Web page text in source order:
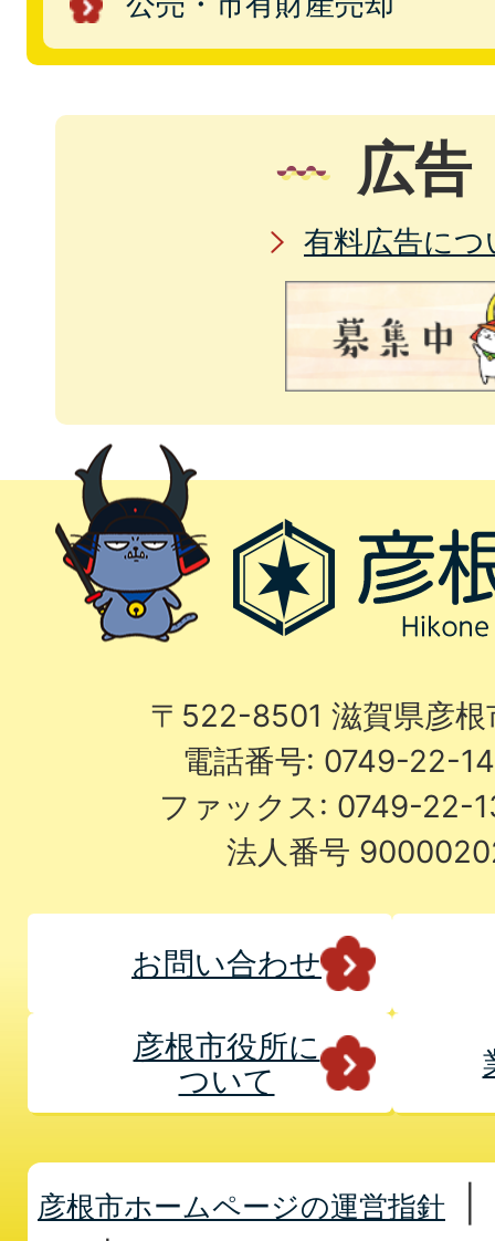
広告
有料広告につ
〒522-8501 滋賀県彦
電話番号: 0749-22-
ファックス: 0749-22-
法人番号
お問い合わせ
彦根市役所に
ついて
彦根市ホームページの運営指針